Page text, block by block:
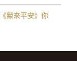
鱟來平安》你